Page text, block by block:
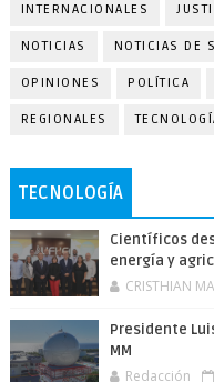
INTERNACIONALES
NOTICIAS NOTICIAS DE
OPINIONES POLÍTICA
REGIONALES
TECNOLOGÍA
Científicos
energía y
CRISTHIAN
Presidente
MM
Redacción